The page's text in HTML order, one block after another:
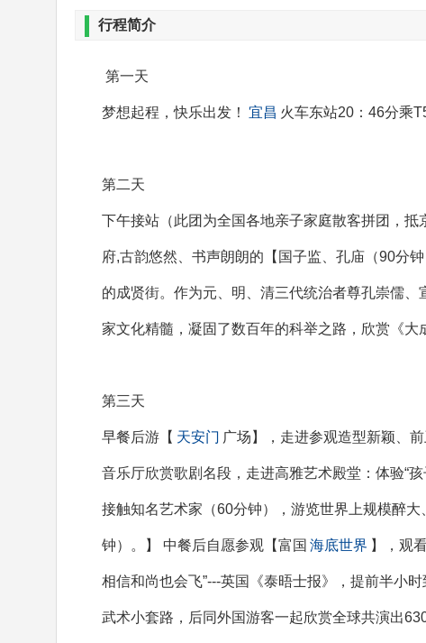
行程简介
第一天
梦想起程，快乐出发！ 宜昌 火车东站20：46分乘
第二天
下午接站（此团为全国各地亲子家庭散客拼团，
府,古韵悠然、书声朗朗的【国子监、孔庙（90分
的成贤街。作为元、明、清三代统治者尊孔崇儒
家文化精髓，凝固了数百年的科举之路，欣赏《大
第三天
早餐后游【 天安门 广场】，走进参观造型新颖、
音乐厅欣赏歌剧名段，走进高雅艺术殿堂：体验“
接触知名艺术家（60分钟），游览世界上规模醉
钟）。】 中餐后自愿参观【富国 海底世界 】，观
相信和尚也会飞”---英国《泰晤士报》，提前半小
武术小套路，后同外国游客一起欣赏全球共演出